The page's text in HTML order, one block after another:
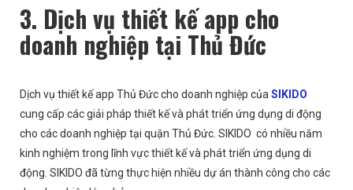
3. Dịch vụ thiết kế app cho
doanh nghiệp tại Thủ Đức
Dịch vụ thiết kế app Thủ Đức cho doanh nghiệp của SIKIDO
cung cấp các giải pháp thiết kế và phát triển ứng dụng di động
cho các doanh nghiệp tại quận Thủ Đức. SIKIDO có nhiều năm
kinh nghiệm trong lĩnh vực thiết kế và phát triển ứng dụng di
động. SIKIDO đã từng thực hiện nhiều dự án thành công cho các